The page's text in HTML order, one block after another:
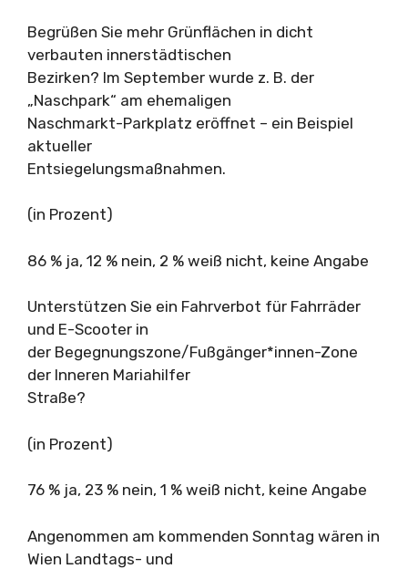
Begrüßen Sie mehr Grünflächen in dicht
verbauten innerstädtischen
Bezirken? Im September wurde z. B. der
„Naschpark“ am ehemaligen
Naschmarkt-Parkplatz eröffnet – ein Beispiel
aktueller
Entsiegelungsmaßnahmen.
(in Prozent)
86 % ja, 12 % nein, 2 % weiß nicht, keine Angabe
Unterstützen Sie ein Fahrverbot für Fahrräder
und E-Scooter in
der Begegnungszone/Fußgänger*innen-Zone
der Inneren Mariahilfer
Straße?
(in Prozent)
76 % ja, 23 % nein, 1 % weiß nicht, keine Angabe
Angenommen am kommenden Sonntag wären in
Wien Landtags- und